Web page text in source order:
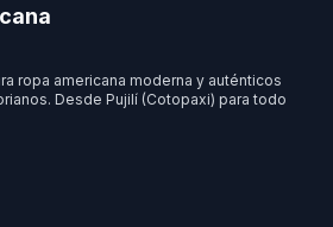
ropa americana moderna y auténticos
Desde Pujilí (Cotopaxi) para todo